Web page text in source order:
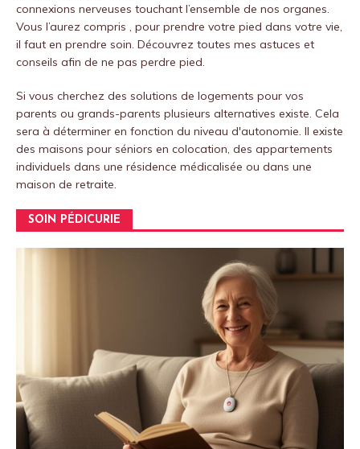
connexions nerveuses touchant l’ensemble de nos organes.
Vous l’aurez compris , pour prendre votre pied dans votre vie,
il faut en prendre soin. Découvrez toutes mes astuces et
conseils afin de ne pas perdre pied.
Si vous cherchez des solutions de logements pour vos
parents ou grands-parents plusieurs alternatives existe. Cela
sera à déterminer en fonction du niveau d'autonomie. Il existe
des maisons pour séniors en colocation, des appartements
individuels dans une résidence médicalisée ou dans une
maison de retraite.
SOIN PÉDICURIE